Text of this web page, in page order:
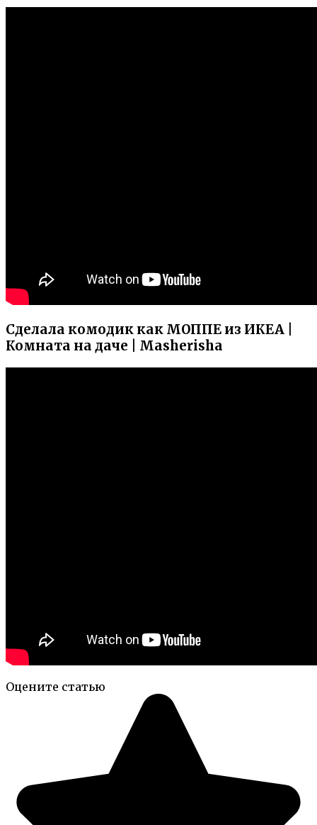
Сделала комодик как МОППЕ из ИКЕА |
Комната на даче | Masherisha
Оцените статью